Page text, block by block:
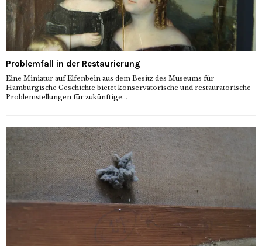
Problemfall in der Restaurierung
Eine Miniatur auf Elfenbein aus dem Besitz des Museums für
Hamburgische Geschichte bietet konservatorische und restauratorische
Problemstellungen für zukünftige...